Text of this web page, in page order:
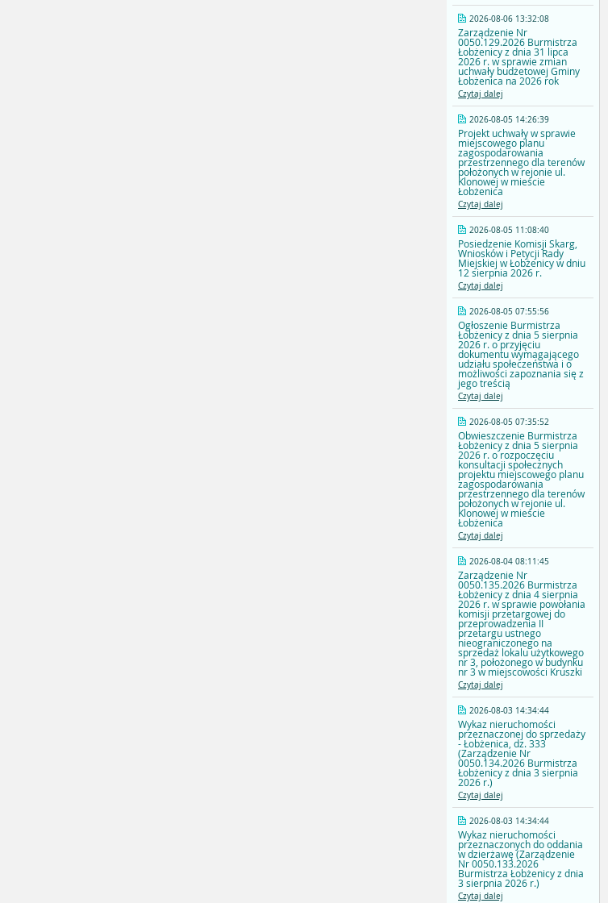
2026-08-06 13:32:08
Zarządzenie Nr
0050.129.2026 Burmistrza
Łobżenicy z dnia 31 lipca
2026 r. w sprawie zmian
uchwały budżetowej Gminy
Łobżenica na 2026 rok
Czytaj dalej
2026-08-05 14:26:39
Projekt uchwały w sprawie
miejscowego planu
zagospodarowania
przestrzennego dla terenów
położonych w rejonie ul.
Klonowej w mieście
Łobżenica
Czytaj dalej
2026-08-05 11:08:40
Posiedzenie Komisji Skarg,
Wniosków i Petycji Rady
Miejskiej w Łobżenicy w dniu
12 sierpnia 2026 r.
Czytaj dalej
2026-08-05 07:55:56
Ogłoszenie Burmistrza
Łobżenicy z dnia 5 sierpnia
2026 r. o przyjęciu
dokumentu wymagającego
udziału społeczeństwa i o
możliwości zapoznania się z
jego treścią
Czytaj dalej
2026-08-05 07:35:52
Obwieszczenie Burmistrza
Łobżenicy z dnia 5 sierpnia
2026 r. o rozpoczęciu
konsultacji społecznych
projektu miejscowego planu
zagospodarowania
przestrzennego dla terenów
położonych w rejonie ul.
Klonowej w mieście
Łobżenica
Czytaj dalej
2026-08-04 08:11:45
Zarządzenie Nr
0050.135.2026 Burmistrza
Łobżenicy z dnia 4 sierpnia
2026 r. w sprawie powołania
komisji przetargowej do
przeprowadzenia II
przetargu ustnego
nieograniczonego na
sprzedaż lokalu użytkowego
nr 3, położonego w budynku
nr 3 w miejscowości Kruszki
Czytaj dalej
2026-08-03 14:34:44
Wykaz nieruchomości
przeznaczonej do sprzedaży
- Łobżenica, dz. 333
(Zarządzenie Nr
0050.134.2026 Burmistrza
Łobżenicy z dnia 3 sierpnia
2026 r.)
Czytaj dalej
2026-08-03 14:34:44
Wykaz nieruchomości
przeznaczonych do oddania
w dzierżawę (Zarządzenie
Nr 0050.133.2026
Burmistrza Łobżenicy z dnia
3 sierpnia 2026 r.)
Czytaj dalej